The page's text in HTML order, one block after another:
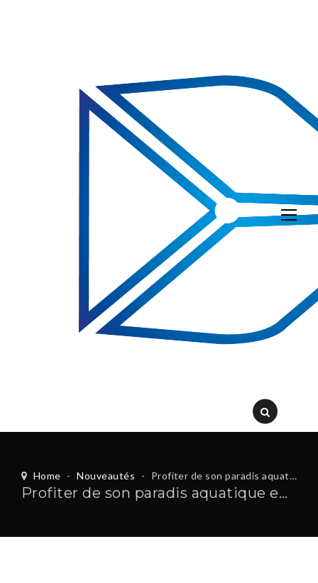
Home - Nouveautés - Profiter de son paradis aquatique en toute sécurité et l’esprit tranquille ? Voici comment faire !
Profiter de son paradis aquatique en toute sécurité et l’esprit tranquille ? Voici comment faire !